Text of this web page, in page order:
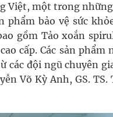
Việt, một trong
phẩm bảo vệ sức
gồm Tảo xoắn
cấp. Các sản
các đội ngũ chuyên
Võ Kỳ Anh, GS.